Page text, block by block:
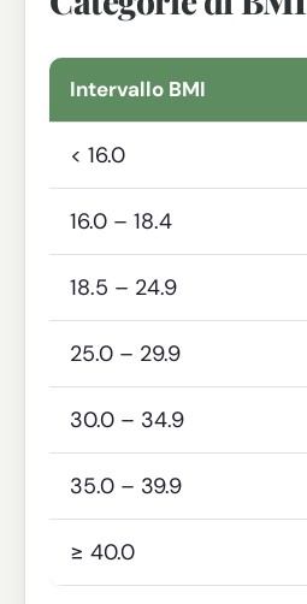
Intervallo BMI
< 16.0
16.0 – 18.4
18.5 – 24.9
25.0 – 29.9
30.0 – 34.9
35.0 – 39.9
≥ 40.0